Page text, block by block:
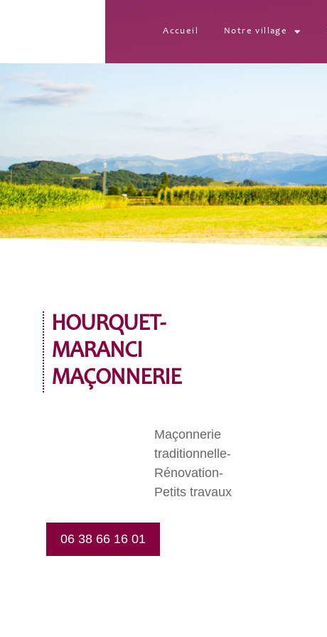
Accueil Notre village
HOURQUET-
MARANCI
MAÇONNERIE
Maçonnerie
traditionnelle-
Rénovation-
Petits travaux
06 38 66 16 01